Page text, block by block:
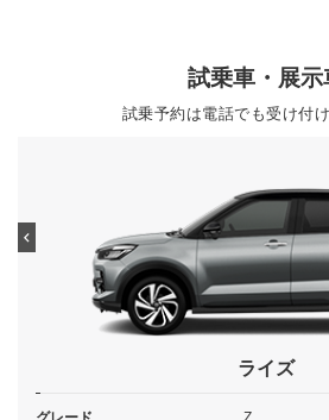
試乗車・展示
試乗予約は電話でも受け付け
ライズ